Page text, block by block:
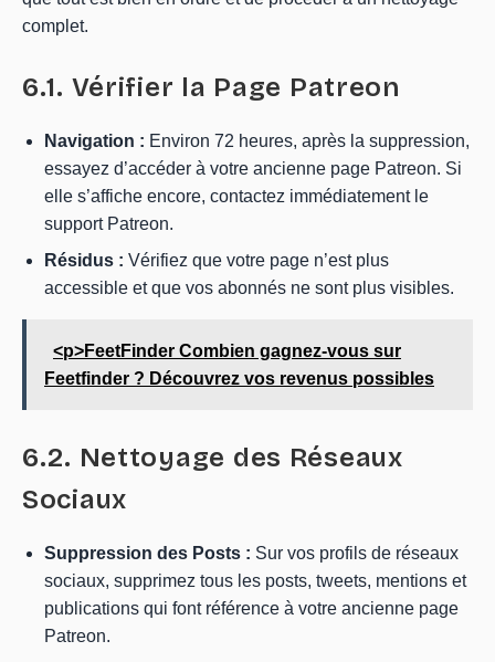
complet.
6.1. Vérifier la Page Patreon
Navigation : Environ 72 heures, après la suppression,
essayez d’accéder à votre ancienne page Patreon. Si
elle s’affiche encore, contactez immédiatement le
support Patreon.
Résidus : Vérifiez que votre page n’est plus
accessible et que vos abonnés ne sont plus visibles.
<p>FeetFinder Combien gagnez-vous sur
Feetfinder ? Découvrez vos revenus possibles
6.2. Nettoyage des Réseaux
Sociaux
Suppression des Posts : Sur vos profils de réseaux
sociaux, supprimez tous les posts, tweets, mentions et
publications qui font référence à votre ancienne page
Patreon.